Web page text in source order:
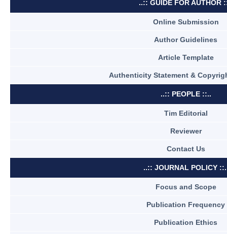
..:: GUIDE FOR AUTHOR
Online Submission
Author Guidelines
Article Template
Authenticity Statement &
..:: PEOPLE ::..
Tim Editorial
Reviewer
Contact Us
..:: JOURNAL POLICY
Focus and Scope
Publication Frequency
Publication Ethics